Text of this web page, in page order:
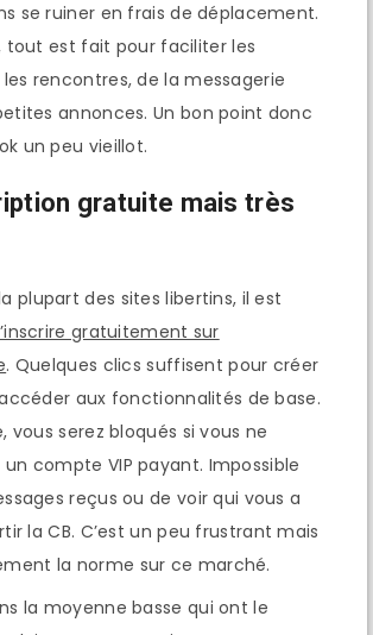
se ruiner en frais de déplacement.
tout est fait pour faciliter les
rencontres, de la messagerie
annonces. Un bon point donc
un peu vieillot.
gratuite mais très
plupart des sites libertins, il est
gratuitement sur
. Quelques clics suffisent pour créer
aux fonctionnalités de base.
vous serez bloqués si vous ne
un compte VIP payant. Impossible
reçus ou de voir qui vous a
la CB. C’est un peu frustrant mais
la norme sur ce marché.
la moyenne basse qui ont le